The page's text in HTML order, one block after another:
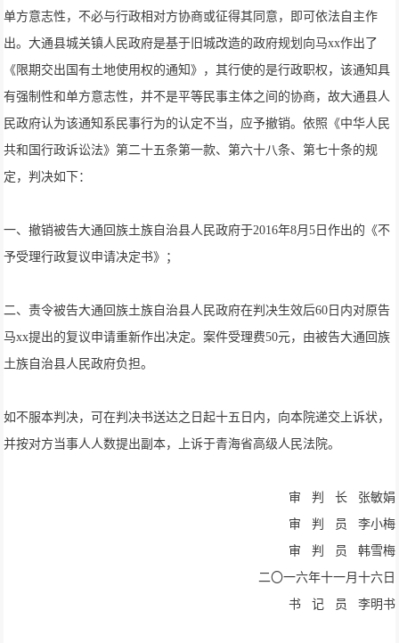
单方意志性，不必与行政相对方协商或征得其同意，即可依法自主作
出。大通县城关镇人民政府是基于旧城改造的政府规划向马xx作出了
《限期交出国有土地使用权的通知》，其行使的是行政职权，该通知具
有强制性和单方意志性，并不是平等民事主体之间的协商，故大通县人
民政府认为该通知系民事行为的认定不当，应予撤销。依照《中华人民
共和国行政诉讼法》第二十五条第一款、第六十八条、第七十条的规
定，判决如下：
一、撤销被告大通回族土族自治县人民政府于2016年8月5日作出的《不
予受理行政复议申请决定书》；
二、责令被告大通回族土族自治县人民政府在判决生效后60日内对原告
马xx提出的复议申请重新作出决定。案件受理费50元，由被告大通回族
土族自治县人民政府负担。
如不服本判决，可在判决书送达之日起十五日内，向本院递交上诉状，
并按对方当事人人数提出副本，上诉于青海省高级人民法院。
审 判 长 张敏娟
审 判 员 李小梅
审 判 员 韩雪梅
二〇一六年十一月十六日
书 记 员 李明书